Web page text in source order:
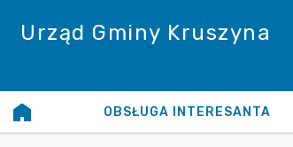
Urząd Gminy Kruszyna
OBSŁUGA INTERESANTA